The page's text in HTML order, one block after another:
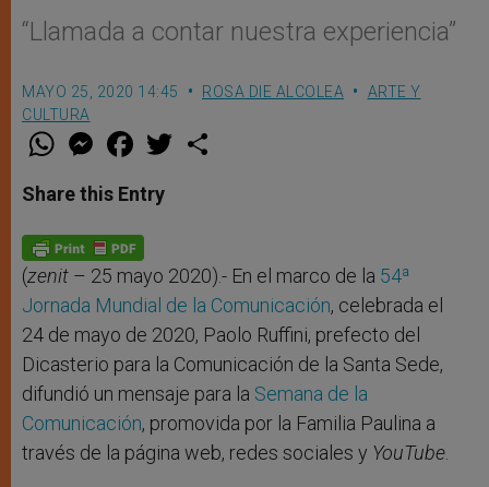
“Llamada a contar nuestra experiencia”
MAYO 25, 2020 14:45 ROSA DIE ALCOLEA
ARTE Y
CULTURA
W
t
s
p
p
M
e
s
e
g
e
r
F
a
e
b
o
k
w
Share this Entry
(zenit – 25 mayo 2020).- En el marco de la 54ª
Jornada Mundial de la Comunicación, celebrada el
24 de mayo de 2020, Paolo Ruffini, prefecto del
Dicasterio para la Comunicación de la Santa Sede,
difundió un mensaje para la Semana de la
Comunicación, promovida por la Familia Paulina a
través de la página web, redes sociales y YouTube